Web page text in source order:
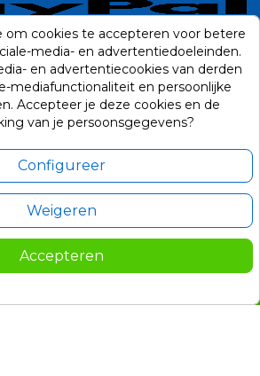
om cookies te accepteren voor betere
media- en advertentiedoeleinden.
en advertentiecookies van derden
mediafunctionaliteit en persoonlijke
Accepteer je deze cookies en de
van je persoonsgegevens?
Configureer
Weigeren
Accepteren